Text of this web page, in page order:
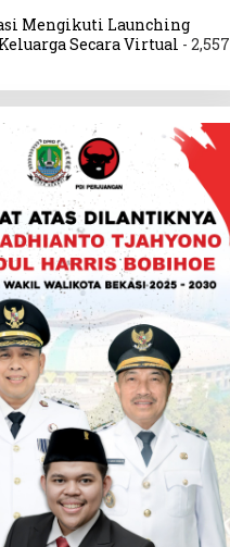
Mengikuti Launching
Secara Virtual - 2,557